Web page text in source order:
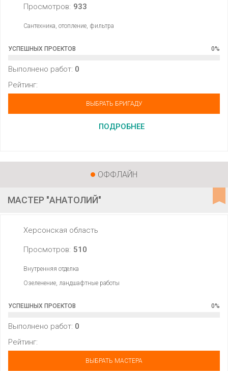
Просмотров: 933
Сантехника, отопление, фильтра
УСПЕШНЫХ ПРОЕКТОВ 0%
Выполнено работ: 0
Рейтинг:
ВЫБРАТЬ БРИГАДУ
ПОДРОБНЕЕ
ОФФЛАЙН
МАСТЕР "АНАТОЛИЙ"
Херсонская область
Просмотров: 510
Внутренняя отделка
Озеленение, ландшафтные работы
УСПЕШНЫХ ПРОЕКТОВ 0%
Выполнено работ: 0
Рейтинг:
ВЫБРАТЬ МАСТЕРА